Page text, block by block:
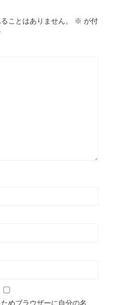
ことはありません。 ※ が付
めブラウザーに自分の名